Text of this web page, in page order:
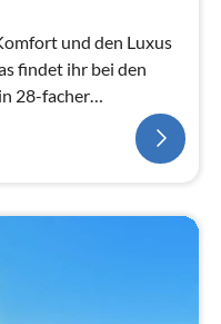
und den Luxus
findet ihr bei den
28-facher